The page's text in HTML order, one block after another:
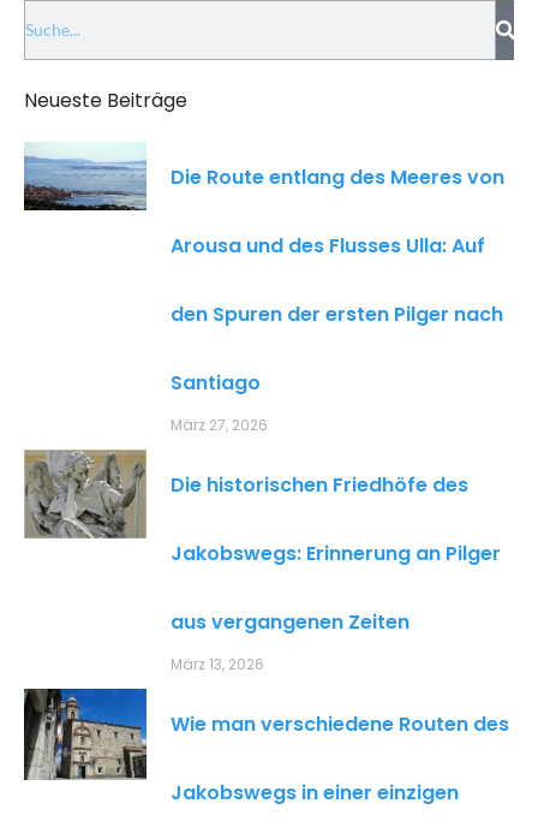
Neueste Beiträge
Die Route entlang des Meeres von
Arousa und des Flusses Ulla: Auf
den Spuren der ersten Pilger nach
Santiago
März 27, 2026
Die historischen Friedhöfe des
Jakobswegs: Erinnerung an Pilger
aus vergangenen Zeiten
März 13, 2026
Wie man verschiedene Routen des
Jakobswegs in einer einzigen